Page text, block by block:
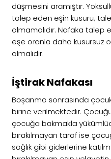
düşmesini aramıştır.
talep eden eşin kusuru,
olmamalıdır. Nafaka
eşe oranla daha kusursuz
olmalıdır.
İştirak Nafakası
Boşanma sonrasında
birine verilmektedir.
çocuğa bakmakla
bırakılmayan taraf ise
sağlık gibi giderlerine